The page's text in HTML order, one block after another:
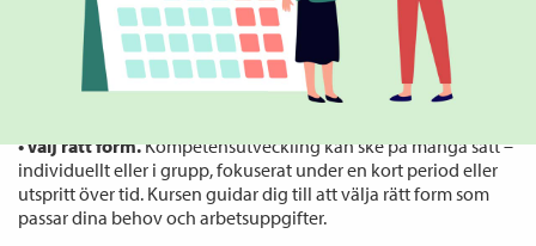
• Kartlägg dina behov.För att veta vad du ska
kompetensutveckla dig inom behöver du kartlägga dina
behov. Kursen lär dig att ta fram en omvärldsanalys, en två-
årsplan och ett kompetenskors som gör det lättare att se vad
• Välj rätt form.Kompetensutveckling kan ske på många sätt –
individuellt eller i grupp, fokuserat under en kort period eller
utspritt över tid. Kursen guidar dig till att välja rätt form som
passar dina behov och arbetsuppgifter.